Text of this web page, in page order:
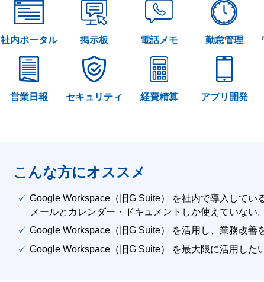
社内ポータル 掲示板 電話メモ 勤怠管理
営業日報 セキュリティ 経費精算 アプリ開発
こんな方にオススメ
✓ Google Workspace（旧G Suite） を社内で導入してい
メールとカレンダー・ドキュメントしか使えていない。
✓ Google Workspace（旧G Suite） を活用し、業務改善
✓ Google Workspace（旧G Suite） を最大限に活用した